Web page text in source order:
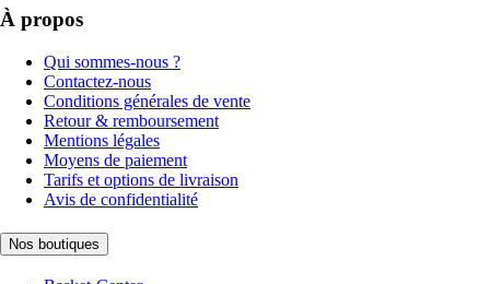
À propos
Qui sommes-nous ?
Contactez-nous
Conditions générales de vente
Retour & remboursement
Mentions légales
Moyens de paiement
Tarifs et options de livraison
Avis de confidentialité
Nos boutiques